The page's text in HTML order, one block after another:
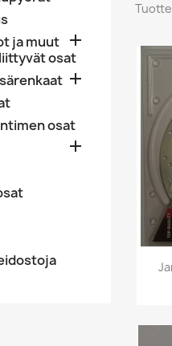
ja muut
osat


osat
